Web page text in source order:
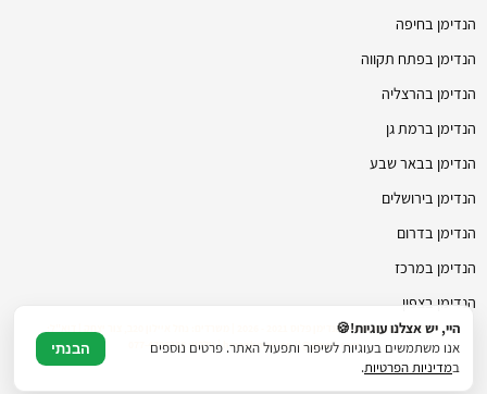
הנדימן בחיפה
הנדימן בפתח תקווה
הנדימן בהרצליה
הנדימן ברמת גן
הנדימן בבאר שבע
הנדימן בירושלים
הנדימן בדרום
הנדימן במרכז
הנדימן בצפון
hmanhman.co.il@gmail.com | טלפון: 077-4706236
היי, יש אצלנו עוגיות!🍪
אנו משתמשים בעוגיות לשיפור ותפעול האתר. פרטים נוספים
במדיניות הפרטיות.
הבנתי